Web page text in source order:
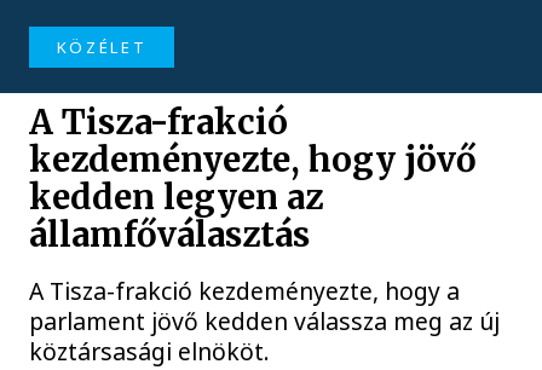
KÖZÉLET
A Tisza-frakció
kezdeményezte, hogy jövő
kedden legyen az
államfőválasztás
A Tisza-frakció kezdeményezte, hogy a
parlament jövő kedden válassza meg az új
köztársasági elnököt.